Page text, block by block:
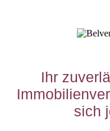
Ihr
sich